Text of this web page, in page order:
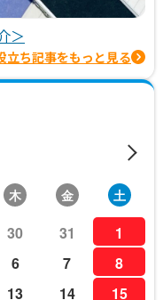
＞
立ち記事をもっと見る
木 金 土
30 31
1
6 7
8
13 14
15